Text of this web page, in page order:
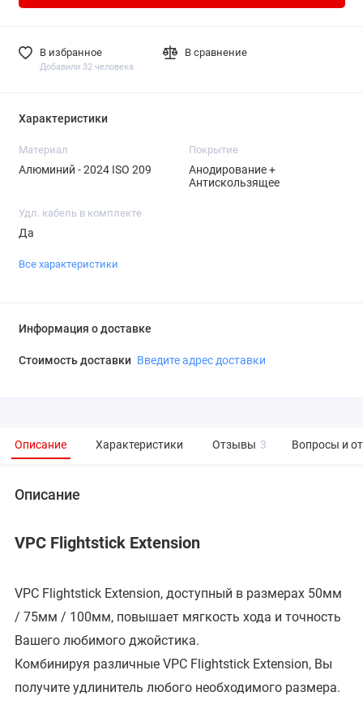
В избранное
Добавили 32 человека
В сравнение
Характеристики
Материал
Алюминий - 2024 ISO 209
Покрытие
Анодирование +
Антискользящее
Удл. кабель в комплекте
Да
Все характеристики
Информация о доставке
Стоимость доставки Введите адрес доставки
Описание Характеристики Отзывы 3 Вопросы и
Описание
VPC Flightstick Extension
VPC Flightstick Extension, доступный в размерах 50мм
/ 75мм / 100мм, повышает мягкость хода и точность
Вашего любимого джойстика.
Комбинируя различные VPC Flightstick Extension, Вы
получите удлинитель любого необходимого размера.